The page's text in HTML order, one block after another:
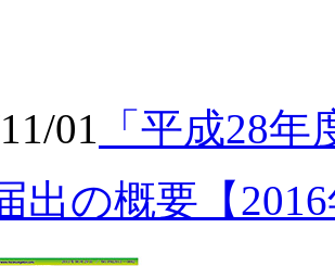
01 「平成28
出の概要【